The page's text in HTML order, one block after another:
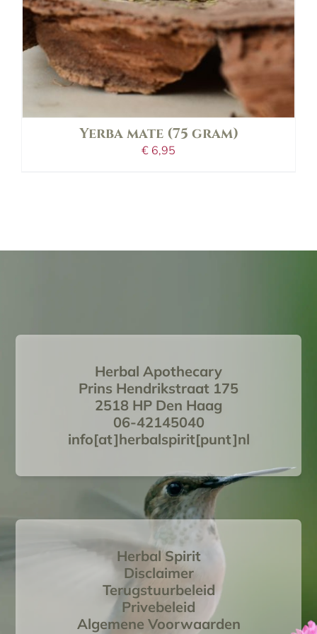
Yerba mate (75 gram)
€ 6,95
Herbal Apothecary
Prins Hendrikstraat 175
2518 HP Den Haag
06-42145040
info[at]herbalspirit[punt]nl
Herbal Spirit
Disclaimer
Terugstuurbeleid
Privebeleid
Algemene Voorwaarden